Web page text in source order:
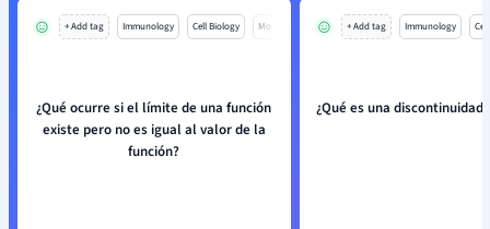
+ Add tag Immunology Cell Biology Mo
¿Qué ocurre si el límite de una función
existe pero no es igual al valor de la
función?
+ Add tag Immunology
¿Qué es una discontinuidad